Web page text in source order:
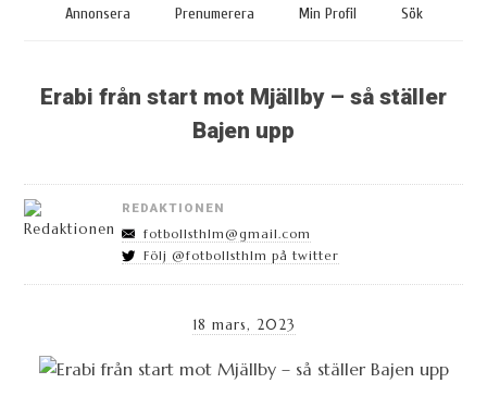
Annonsera Prenumerera Min Profil Sök
Erabi från start mot Mjällby – så ställer
Bajen upp
REDAKTIONEN
fotbollsthlm@gmail.com
Följ @fotbollsthlm på twitter
18 mars, 2023